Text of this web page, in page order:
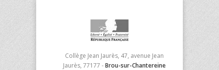
Collège Jean Jaurès, 47, avenue Jean
Jaurès, 77177 -Brou-sur-Chantereine